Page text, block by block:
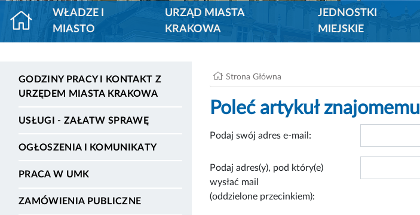
WŁADZE I
MIASTO
URZĄD MIASTA
KRAKOWA
JEDNOSTKI
MIEJSKIE
GODZINY PRACY I KONTAKT Z
URZĘDEM MIASTA KRAKOWA
USŁUGI - ZAŁATW SPRAWĘ
OGŁOSZENIA I KOMUNIKATY
PRACA W UMK
ZAMÓWIENIA PUBLICZNE
Strona Główna
Poleć artykuł znajomemu
Podaj swój adres e-mail:
Podaj adres(y), pod który(e)
wysłać mail
(oddzielone przecinkiem):